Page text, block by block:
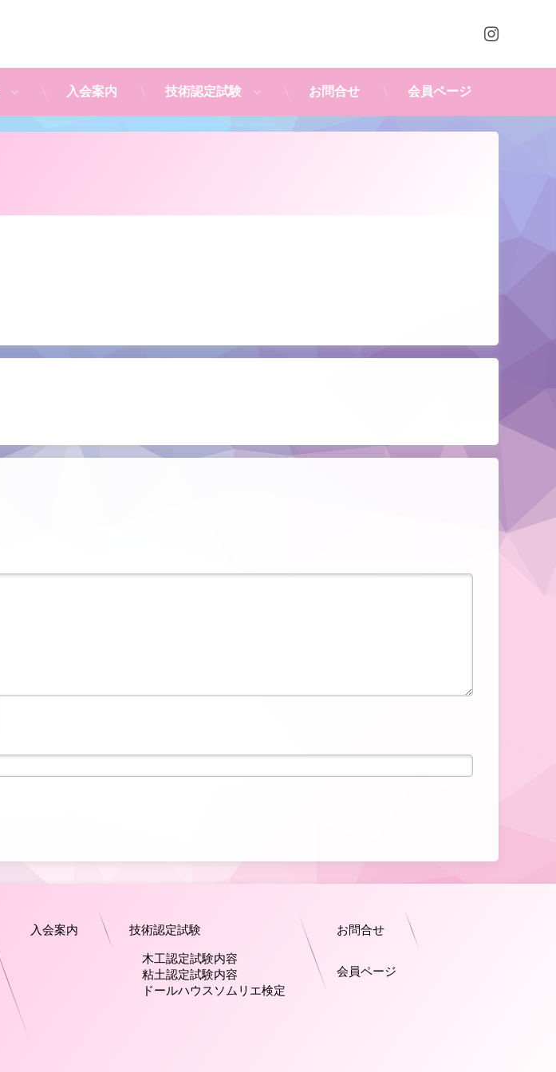
入会案内 技術認定試験 お問合せ 会員ページ
入会案内
技術認定試験
木工認定試験内容
粘土認定試験内容
ドールハウスソムリエ検定
お問合せ
会員ページ